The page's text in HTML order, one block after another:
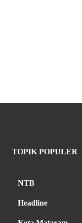
TOPIK POPULER
NTB
Headline